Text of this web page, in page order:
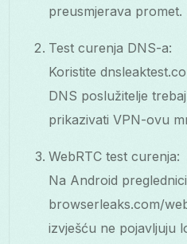
preusmjerava promet.
Test curenja DNS-a:
Koristite
DNS poslužitelje
prikazivati VPN-ovu
WebRTC test curenja:
Na Android
browserleaks.com/
izvješću ne pojavljuju